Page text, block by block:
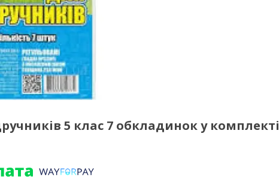
5 клас 7 обкладинок у комплекті